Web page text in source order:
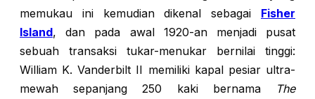
memukau ini kemudian dikenal sebagai Fisher
Island, dan pada awal 1920-an menjadi pusat
sebuah transaksi tukar-menukar bernilai tinggi:
William K. Vanderbilt II memiliki kapal pesiar ultra-
mewah sepanjang 250 kaki bernama
The